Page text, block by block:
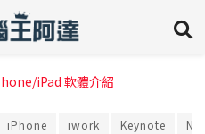
iPad 軟體介紹
iPhone iwork Keynote